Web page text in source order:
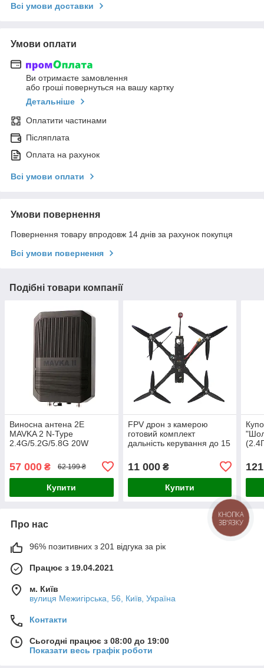
Всі умови доставки
Умови оплати
Ви отримаєте замовлення
або гроші повернуться на вашу картку
Детальніше
Оплатити частинами
Післяплата
Оплата на рахунок
Всі умови оплати
Умови повернення
Повернення товару впродовж 14 днів за рахунок покупця
Всі умови повернення
Подібні товари компанії
Виносна антена 2E
MAVKA 2 N-Type
2.4G/5.2G/5.8G 20W
57 000 ₴ 62 199 ₴
Купити
FPV дрон з камерою
готовий комплект
дальність керування до 15
11 000₴
Купити
Про нас
96% позитивних з 201 відгука за рік
Працює з 19.04.2021
м. Київ
вулиця Межигірська, 56, Київ, Україна
Контакти
Сьогодні працює з 08:00 до 19:00
Показати весь графік роботи
КНОПКА
ЗВ'ЯЗКУ